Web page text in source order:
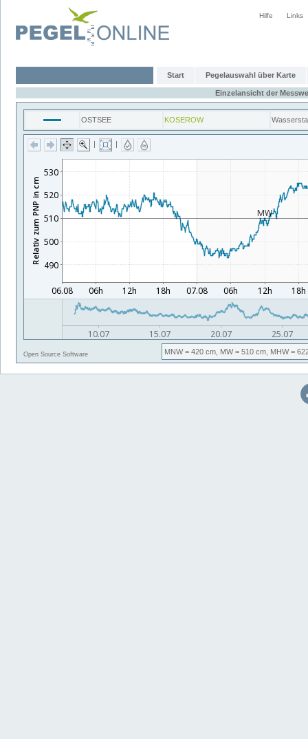
Hilfe Links
Start Pegelauswahl über Karte
Einzelansicht der
OSTSEE KOSEROW
| |
Open Source Software MNW= 420 cm, MW= 510 cm, MHW=